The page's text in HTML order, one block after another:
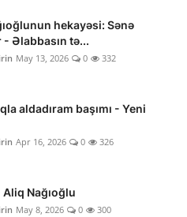
hekayəsi: Sənə
Əlabbasın tə...
May 13, 2026 0 332
aldadıram başımı - Yeni
Apr 16, 2026 0 326
Nağıoğlu
May 8, 2026 0 300